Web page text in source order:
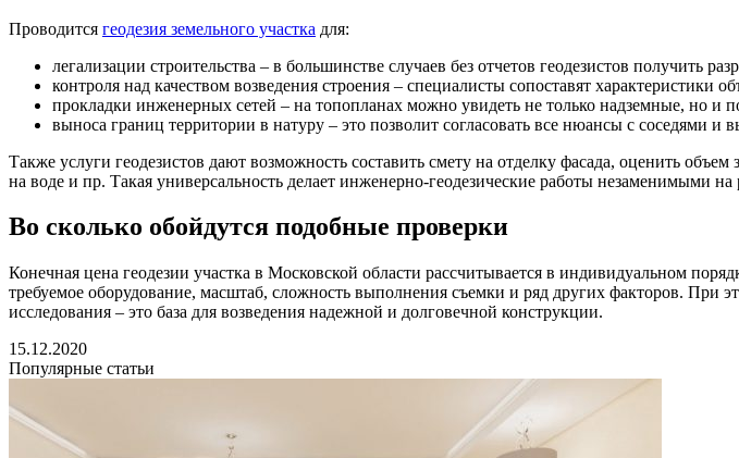
Проводится геодезия земельного участка для:
легализации строительства – в большинстве случаев без отчетов геодезистов получить
контроля над качеством возведения строения – специалисты сопоставят характеристики
прокладки инженерных сетей – на топопланах можно увидеть не только надземные, но
выноса границ территории в натуру – это позволит согласовать все нюансы с соседями и
Также услуги геодезистов дают возможность составить смету на отделку фасада, оценить
на воде и пр. Такая универсальность делает инженерно-геодезические работы незаменимыми
Во сколько обойдутся подобные проверки
Конечная цена геодезии участка в Московской области рассчитывается в индивидуальном
требуемое оборудование, масштаб, сложность выполнения съемки и ряд других факторов. При
исследования – это база для возведения надежной и долговечной конструкции.
15.12.2020
Популярные статьи